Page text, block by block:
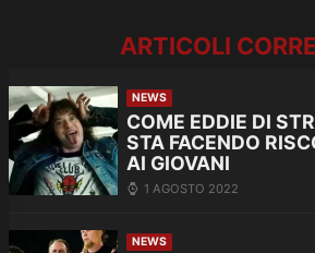
ARTICOLI
NEWS
COME EDDIE DI
STA FACENDO
AI GIOVANI
1 AGOSTO 2022
NEWS